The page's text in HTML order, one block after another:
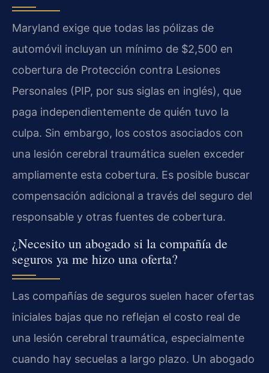
Maryland exige que todas las pólizas de
automóvil incluyan un mínimo de $2,500 en
cobertura de Protección contra Lesiones
Personales (PIP, por sus siglas en inglés), que
paga independientemente de quién tuvo la
culpa. Sin embargo, los costos asociados con
una lesión cerebral traumática suelen exceder
ampliamente esta cobertura. Es posible buscar
compensación adicional a través del seguro del
responsable y otras fuentes de cobertura.
¿Necesito un abogado si la compañía de
seguros ya me hizo una oferta?
Las compañías de seguros suelen hacer ofertas
iniciales bajas que no reflejan el costo real de
una lesión cerebral traumática, especialmente
cuando hay secuelas a largo plazo. Un abogado